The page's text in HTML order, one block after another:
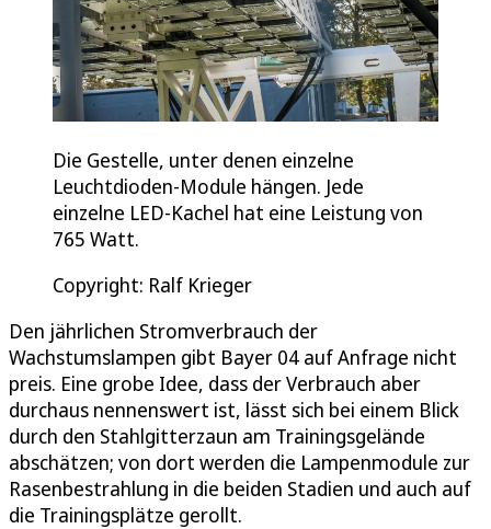
Die Gestelle, unter denen einzelne
Leuchtdioden-Module hängen. Jede
einzelne LED-Kachel hat eine Leistung von
765 Watt.
Copyright: Ralf Krieger
Den jährlichen Stromverbrauch der
Wachstumslampen gibt Bayer 04 auf Anfrage nicht
preis. Eine grobe Idee, dass der Verbrauch aber
durchaus nennenswert ist, lässt sich bei einem Blick
durch den Stahlgitterzaun am Trainingsgelände
abschätzen; von dort werden die Lampenmodule zur
Rasenbestrahlung in die beiden Stadien und auch auf
die Trainingsplätze gerollt.